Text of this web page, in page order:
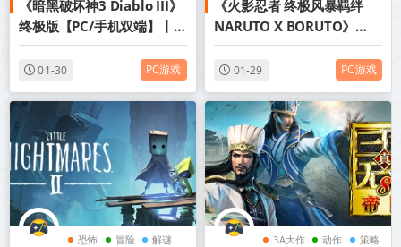
《暗黑破坏神3 Diablo III》
终极版【PC/手机双端】丨中
文版网盘下载
01-30 PC游戏
动作
《火影忍者 终极风暴羁绊
NARUTO X BORUTO》
v1.60-全DLC【单机+联机】
【PC/手机双端】丨中文版网
01-29 PC游戏
恐怖 冒险 解谜 3A大作 动作 策略